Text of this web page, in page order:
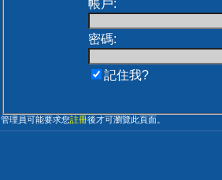
帳戶:
密碼:
記住我?
管理員可能要求您註冊後才可瀏覽此頁面。